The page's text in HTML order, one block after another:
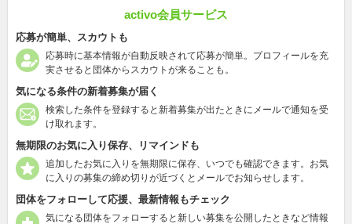
activo会員サービス
応募が簡単、スカウトも
応募時に基本情報が自動反映されて応募が簡単。プロフィールを充
実させると団体からスカウトが来ることも。
気になる条件の新着募集が届く
検索した条件を登録すると新着募集が出たときにメールで通知を受
け取れます。
無期限のお気に入り保存、リマインドも
追加したお気に入りを無期限に保存、いつでも確認できます。お気
に入りの募集の締め切りが近づくとメールでお知らせします。
団体をフォローして応援、最新情報もチェック
気になる団体をフォローすると新しい募集を公開したときなど情報